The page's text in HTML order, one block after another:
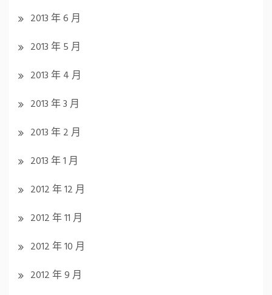
2013 年 6 月
2013 年 5 月
2013 年 4 月
2013 年 3 月
2013 年 2 月
2013 年 1 月
2012 年 12 月
2012 年 11 月
2012 年 10 月
2012 年 9 月